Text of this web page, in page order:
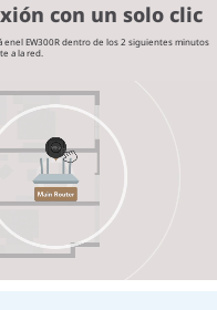
con un solo clic
enel EW300R dentro de los 2 siguientes minutos
a la red.